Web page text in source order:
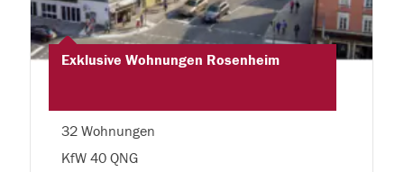
Exklusive Wohnungen Rosenheim
32 Wohnungen
KfW 40 QNG